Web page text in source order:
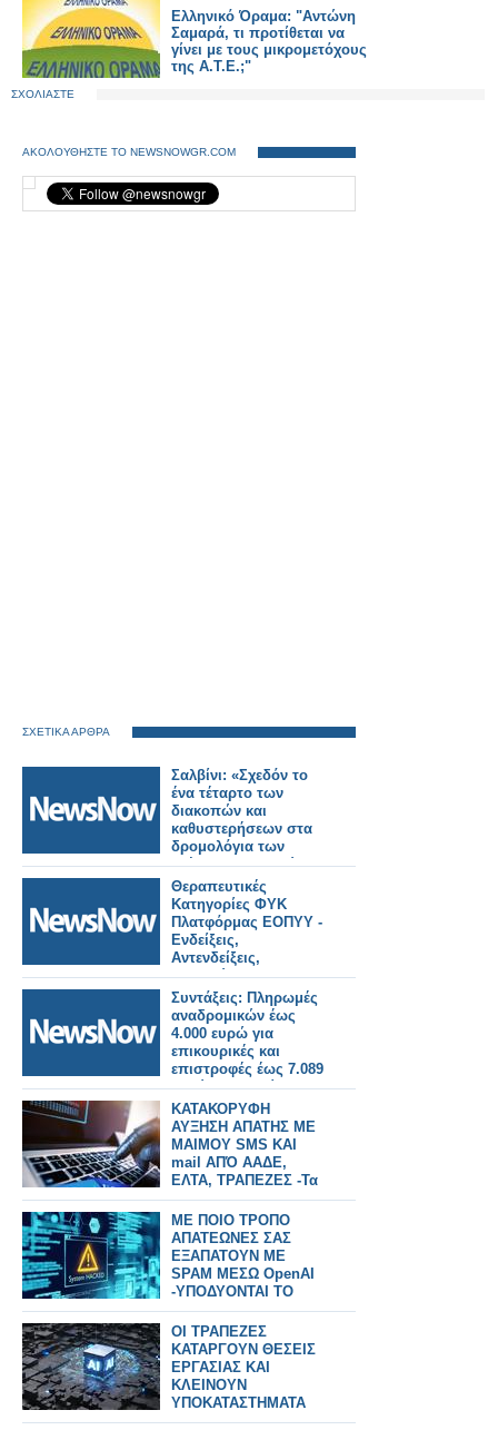
Ελληνικό Όραμα: "Αντώνη
Σαμαρά, τι προτίθεται να
γίνει με τους μικρομετόχους
της Α.Τ.Ε.;"
ΣΧΟΛΙΑΣΤΕ
ΑΚΟΛΟΥΘΗΣΤΕ ΤΟ NEWSNOWGR.COM
ΣΧΕΤΙΚΑ ΑΡΘΡΑ
Σαλβίνι: «Σχεδόν το
ένα τέταρτο των
διακοπών και
καθυστερήσεων στα
δρομολόγια των
τρένων προκαλούνται
από ζημιές ή
κακόβουλες
ενέργειες».
Θεραπευτικές
Κατηγορίες ΦΥΚ
Πλατφόρμας ΕΟΠΥΥ -
Ενδείξεις,
Αντενδείξεις,
Ανεπιθύμητες
ενέργειες,
Αλληλεπιδράσεις
Συντάξεις: Πληρωμές
αναδρομικών έως
4.000 ευρώ για
επικουρικές και
επιστροφές έως 7.089
ευρώ για χηρείας - Οι
δικαιούχοι ανά
κατηγορία.
ΚΑΤΑΚΟΡΥΦΗ
ΑΥΞΗΣΗ ΑΠΑΤΗΣ ΜΕ
ΜΑΙΜΟΥ SMS ΚΑΙ
mail ΑΠΌ ΑΑΔΕ,
ΕΛΤΑ, ΤΡΑΠΕΖΕΣ -Τα
«ΨΑΡΩΤΙΚΑ»
ΜΗΝΥΜΑΤΑ ΚΑΙ ΟΙ
ΠΑΓΙΔΕΣ
ΜΕ ΠΟΙΟ ΤΡΟΠΟ
ΑΠΑΤΕΩΝΕΣ ΣΑΣ
ΕΞΑΠΑΤΟΥΝ ΜΕ
SPAM ΜΕΣΩ OpenAI
-ΥΠΟΔΥΟΝΤΑΙ ΤΟ
GOV.GR ΚΑΙ
ΤΡΑΠΕΖΕΣ
ΟΙ ΤΡΑΠΕΖΕΣ
ΚΑΤΑΡΓΟΥΝ ΘΕΣΕΙΣ
ΕΡΓΑΣΙΑΣ ΚΑΙ
ΚΛΕΙΝΟΥΝ
ΥΠΟΚΑΤΑΣΤΗΜΑΤΑ
ΩΣ ΤΟ 2030 ΛΟΓΩ Α.Ι.